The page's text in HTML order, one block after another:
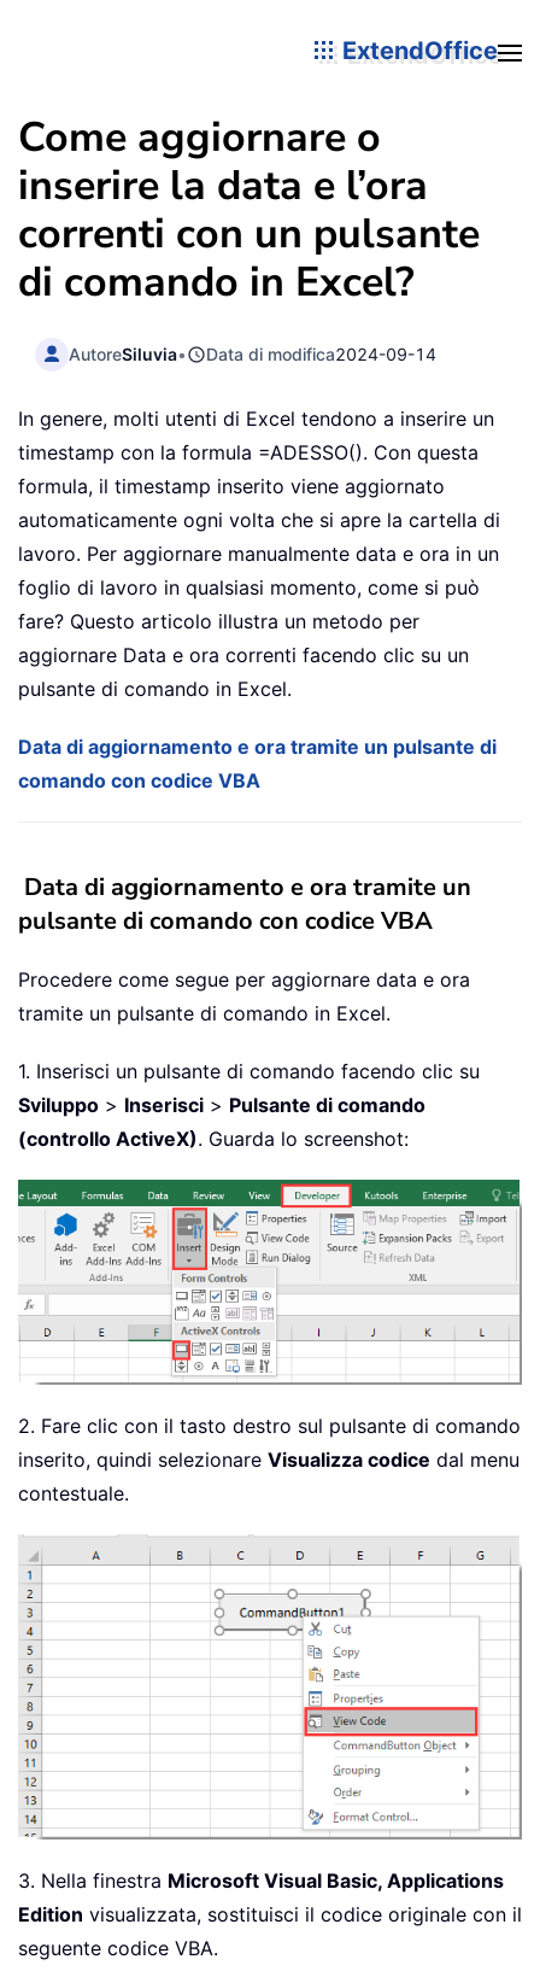
ExtendOffice
Come aggiornare o
inserire la data e l’ora
correnti con un pulsante
di comando in Excel?
AutoreSiluvia• Data di modifica2024-09-14
In genere, molti utenti di Excel tendono a inserire un
timestamp con la formula =ADESSO(). Con questa
formula, il timestamp inserito viene aggiornato
automaticamente ogni volta che si apre la cartella di
lavoro. Per aggiornare manualmente data e ora in un
foglio di lavoro in qualsiasi momento, come si può
fare? Questo articolo illustra un metodo per
aggiornare Data e ora correnti facendo clic su un
pulsante di comando in Excel.
Data di aggiornamento e ora tramite un pulsante di
comando con codice VBA
Data di aggiornamento e ora tramite un
pulsante di comando con codice VBA
Procedere come segue per aggiornare data e ora
tramite un pulsante di comando in Excel.
1. Inserisci un pulsante di comando facendo clic su
Sviluppo > Inserisci > Pulsante di comando
(controllo ActiveX). Guarda lo screenshot:
2. Fare clic con il tasto destro sul pulsante di comando
inserito, quindi selezionare Visualizza codice dal menu
contestuale.
3. Nella finestra Microsoft Visual Basic, Applications
Edition visualizzata, sostituisci il codice originale con il
seguente codice VBA.